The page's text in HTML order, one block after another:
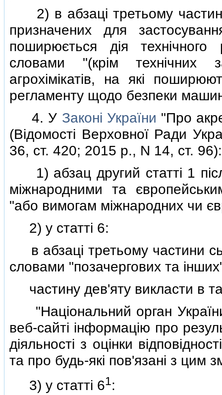
2) в абзацi третьому
призначених для
поширюється дiя
словами "(крiм технiчних
агрохiмiкатiв, на якi
регламенту щодо безпеки
4. У Законi України "Про
(Вiдомостi Верховної Ради
36, ст. 420; 2015 р., N 14, ст. 96):
1) абзац другий статтi 1
мiжнародними та
"або вимогам мiжнародних чи
2) у статтi 6:
в абзацi третьому частини
словами "позачергових та
частину дев'яту викласти в
"Нацiональний орган
веб-сайтi iнформацiю про
дiяльностi з оцiнки
та про будь-якi пов'язанi з цим
3) у статтi 61: